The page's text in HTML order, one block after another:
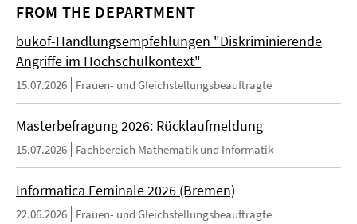
FROM THE DEPARTMENT
bukof-Handlungsempfehlungen "Diskriminierende
Angriffe im Hochschulkontext"
15.07.2026 Frauen- und Gleichstellungsbeauftragte
Masterbefragung 2026: Rücklaufmeldung
15.07.2026 Fachbereich Mathematik und Informatik
Informatica Feminale 2026 (Bremen)
22.06.2026 Frauen- und Gleichstellungsbeauftragte